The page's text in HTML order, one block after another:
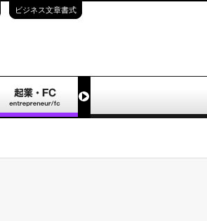
ビジネス文章書式